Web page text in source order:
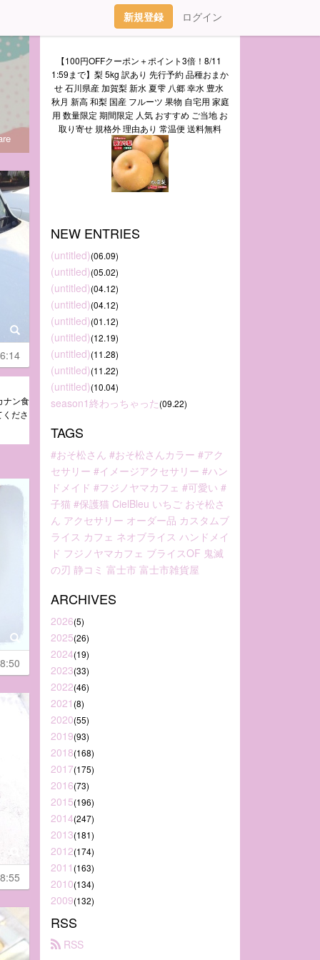
新規登録 ログイン
ナン食
ださ
【100円OFFクーポン＋ポイント3倍！8/11
1:59まで】梨 5kg 訳あり 先行予約 品種おまか
せ 石川県産 加賀梨 新水 夏雫 八郷 幸水 豊水
秋月 新高 和梨 国産 フルーツ 果物 自宅用 家庭
用 数量限定 期間限定 人気 おすすめ ご当地 お
取り寄せ 規格外 理由あり 常温便 送料無料
NEW ENTRIES
(untitled)(06.09)
(untitled)(05.02)
(untitled)(04.12)
(untitled)(04.12)
(untitled)(01.12)
(untitled)(12.19)
(untitled)(11.28)
(untitled)(11.22)
(untitled)(10.04)
season1終わっちゃった(09.22)
TAGS
#おそ松さん #おそ松さんカラー #アク
セサリー #イメージアクセサリー #ハン
ドメイド #フジノヤマカフェ #可愛い #
子猫 #保護猫 CielBleu いちご おそ松さ
ん アクセサリー オーダー品 カスタムブ
ライス カフェ ネオブライス ハンドメイ
ド フジノヤマカフェ ブライスOF 鬼滅
の刃 静コミ 富士市 富士市雑貨屋
ARCHIVES
2026(5)
2025(26)
2024(19)
2023(33)
2022(46)
2021(8)
2020(55)
2019(93)
2018(168)
2017(175)
2016(73)
2015(196)
2014(247)
2013(181)
2012(174)
2011(163)
2010(134)
2009(132)
RSS
RSS